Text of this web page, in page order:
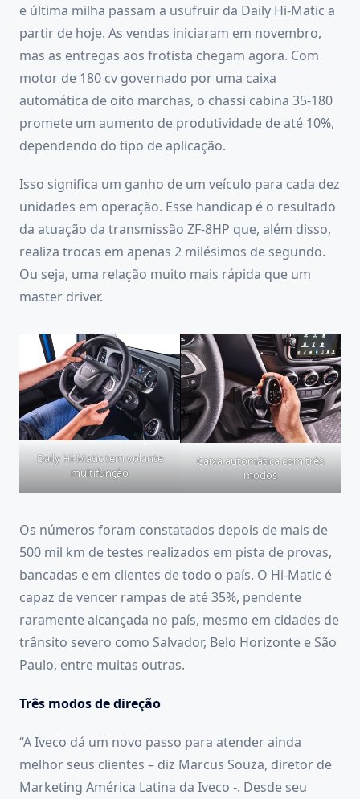
e última milha passam a usufruir da Daily Hi-Matic a
partir de hoje. As vendas iniciaram em novembro,
mas as entregas aos frotista chegam agora. Com
motor de 180 cv governado por uma caixa
automática de oito marchas, o chassi cabina 35-180
promete um aumento de produtividade de até 10%,
dependendo do tipo de aplicação.
Isso significa um ganho de um veículo para cada dez
unidades em operação. Esse handicap é o resultado
da atuação da transmissão ZF-8HP que, além disso,
realiza trocas em apenas 2 milésimos de segundo.
Ou seja, uma relação muito mais rápida que um
master driver.
Daily Hi-Matic tem volante
multifunção
Caixa automática com três
modos
Os números foram constatados depois de mais de
500 mil km de testes realizados em pista de provas,
bancadas e em clientes de todo o país. O Hi-Matic é
capaz de vencer rampas de até 35%, pendente
raramente alcançada no país, mesmo em cidades de
trânsito severo como Salvador, Belo Horizonte e São
Paulo, entre muitas outras.
Três modos de direção
“A Iveco dá um novo passo para atender ainda
melhor seus clientes – diz Marcus Souza, diretor de
Marketing América Latina da Iveco -. Desde seu